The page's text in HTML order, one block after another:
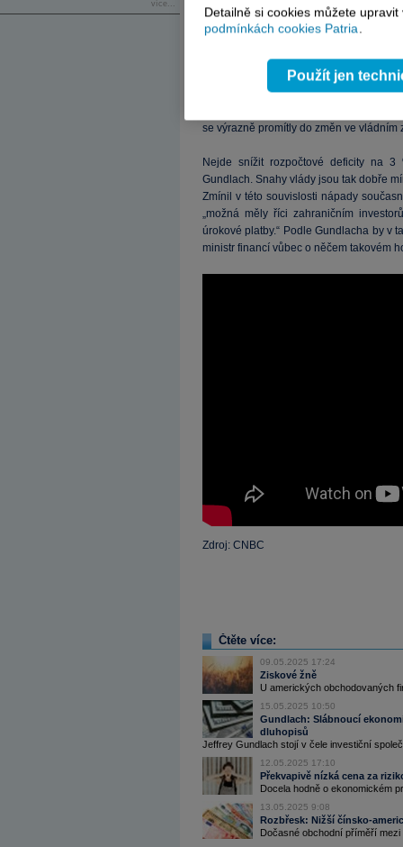
více...
Gundlach tedy míní, že se vyplatí
vyznačených v grafu. Byla
států? Gundlach míní, že moc ne, v
těžily ze současného systému.
se výrazně promítly do změn ve
Nejde snížit rozpočtové deficity na
Gundlach. Snahy vlády jsou tak dobře
Zmínil v této souvislosti nápady
„možná měly říci zahraničním
úrokové platby.“ Podle Gundlacha by v
ministr financí vůbec o něčem takovém
Zdroj: CNBC
Čtěte více:
09.05.2025 17:24
Ziskové žně
U amerických obchodovaných
15.05.2025 10:50
Gundlach: Slábnoucí
dluhopisů
Jeffrey Gundlach stojí v čele investiční
12.05.2025 17:10
Překvapivě nízká cena za
Docela hodně o ekonomickém
13.05.2025 9:08
Rozbřesk: Nižší čínsko-
Dočasné obchodní příměří
Detailně si cookies můžete
podmínkách cookies Patria
Použít jen